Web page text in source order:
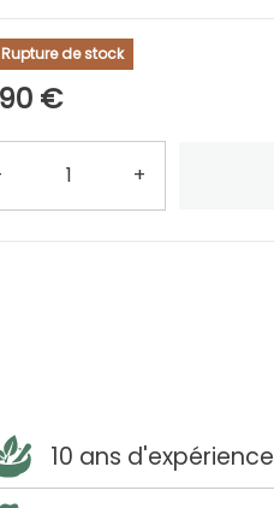
de stock
€
Quantité+
10 ans d'expérience